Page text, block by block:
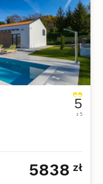
5
z 5
5838 zł